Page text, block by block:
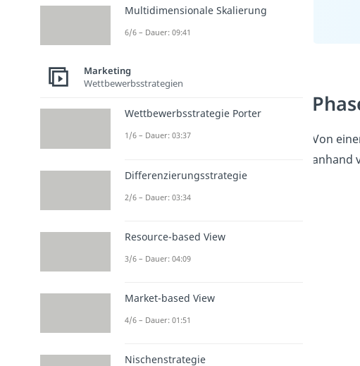
Von
anhand
Multidimensionale Skalierung
6/6 – Dauer: 09:41
Marketing
Wettbewerbsstrategien
Wettbewerbsstrategie Porter
1/6 – Dauer: 03:37
Differenzierungsstrategie
2/6 – Dauer: 03:34
Resource-based View
3/6 – Dauer: 04:09
Market-based View
4/6 – Dauer: 01:51
Nischenstrategie